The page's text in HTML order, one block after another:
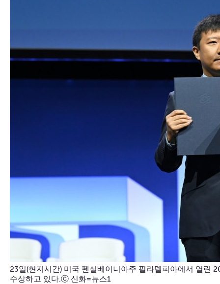
23일(현지시간) 미국 펜실베이니아주 필라델피아에서 열린
수상하고 있다.ⓒ 신화=뉴스1